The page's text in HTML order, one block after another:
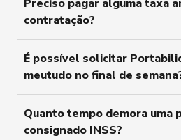
Preciso pagar alguma taxa
contratação?
É possível solicitar
meutudo no final de
Quanto tempo demora uma
consignado INSS?